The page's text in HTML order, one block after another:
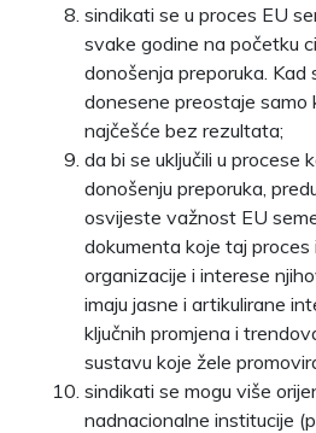
sindikati se u proces EU
svake godine na početku
donošenja preporuka. Kad
donesene preostaje samo
najčešće bez rezultata;
da bi se uključili u procese
donošenju preporuka,
osvijeste važnost EU
dokumenta koje taj proces
organizacije i interese
imaju jasne i artikulirane
ključnih promjena i
sustavu koje žele
sindikati se mogu više
nadnacionalne institucije